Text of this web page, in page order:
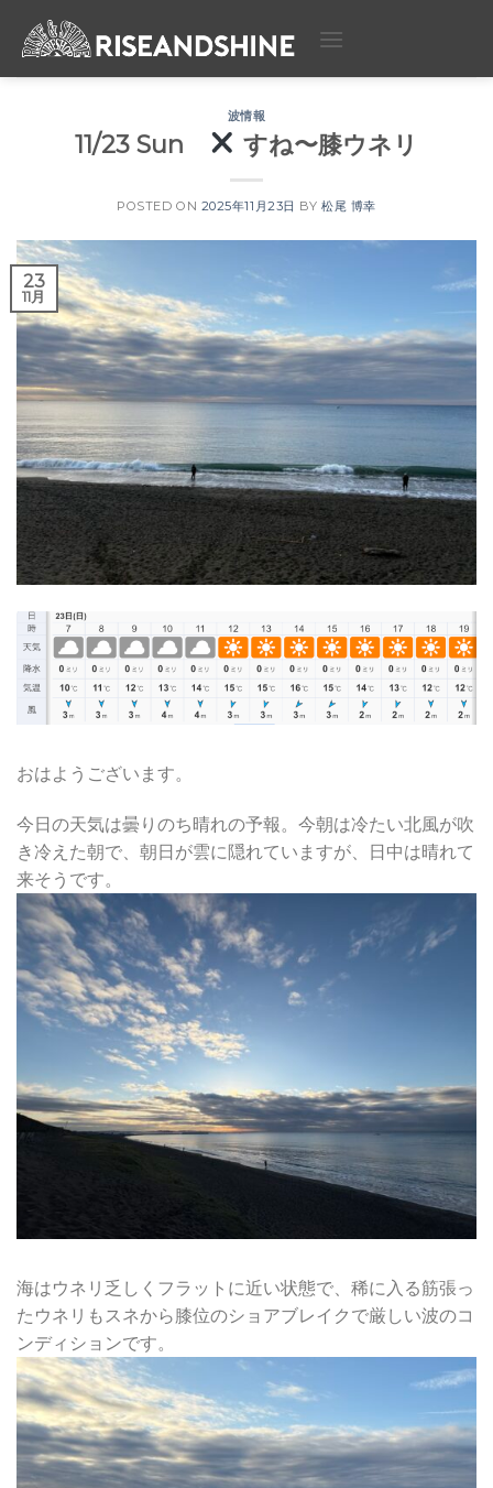
波情報
11/23 Sun すね〜膝ウネリ
POSTED ON 2025年11月23日 BY松尾 博幸
23
11月
おはようございます。
今日の天気は曇りのち晴れの予報。今朝は冷たい北風が吹
き冷えた朝で、朝日が雲に隠れていますが、日中は晴れて
来そうです。
海はウネリ乏しくフラットに近い状態で、稀に入る筋張っ
たウネリもスネから膝位のショアブレイクで厳しい波のコ
ンディションです。